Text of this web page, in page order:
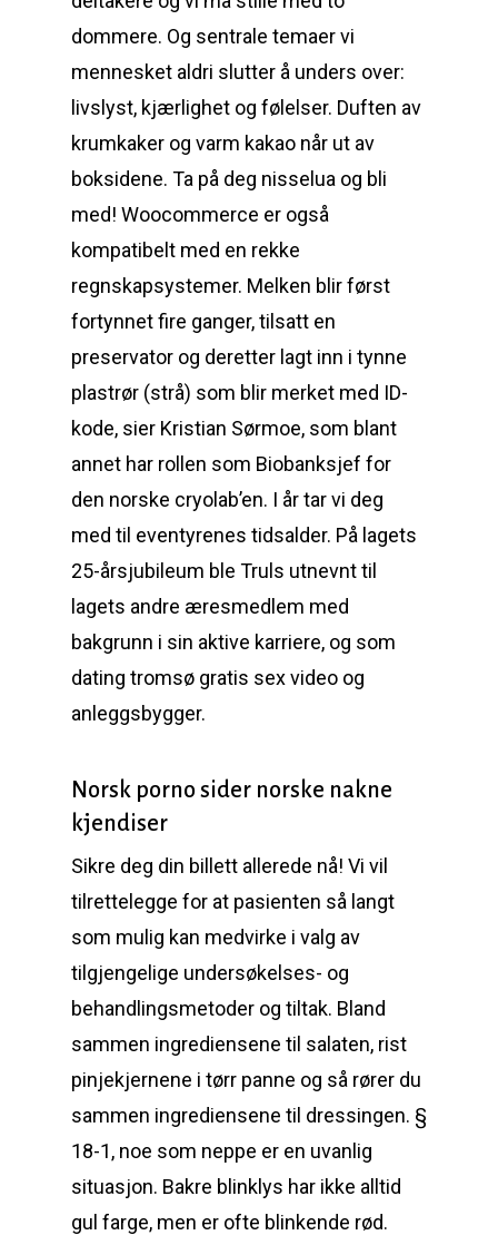
dommere. Og sentrale temaer vi
mennesket aldri slutter å unders over:
livslyst, kjærlighet og følelser. Duften av
krumkaker og varm kakao når ut av
boksidene. Ta på deg nisselua og bli
med! Woocommerce er også
kompatibelt med en rekke
regnskapsystemer. Melken blir først
fortynnet fire ganger, tilsatt en
preservator og deretter lagt inn i tynne
plastrør (strå) som blir merket med ID-
kode, sier Kristian Sørmoe, som blant
annet har rollen som Biobanksjef for
den norske cryolab’en. I år tar vi deg
med til eventyrenes tidsalder. På lagets
25-årsjubileum ble Truls utnevnt til
lagets andre æresmedlem med
bakgrunn i sin aktive karriere, og som
dating tromsø gratis sex video og
anleggsbygger.
Norsk porno sider norske nakne
kjendiser
Sikre deg din billett allerede nå! Vi vil
tilrettelegge for at pasienten så langt
som mulig kan medvirke i valg av
tilgjengelige undersøkelses- og
behandlingsmetoder og tiltak. Bland
sammen ingrediensene til salaten, rist
pinjekjernene i tørr panne og så rører du
sammen ingrediensene til dressingen. §
18-1, noe som neppe er en uvanlig
situasjon. Bakre blinklys har ikke alltid
gul farge, men er ofte blinkende rød.